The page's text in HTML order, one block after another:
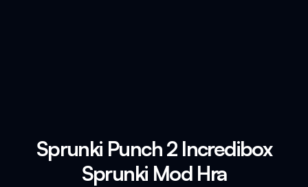
Sprunki Punch 2 Incredibox
Sprunki Mod Hra